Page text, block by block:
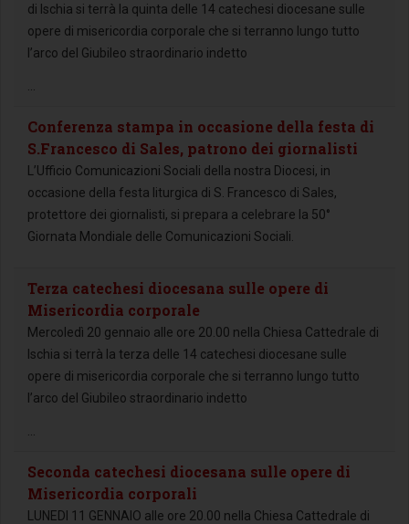
di Ischia si terrà la quinta delle 14 catechesi diocesane sulle
opere di misericordia corporale che si terranno lungo tutto
l’arco del Giubileo straordinario indetto
Conferenza stampa in occasione della festa di
S.Francesco di Sales, patrono dei giornalisti
L’Ufficio Comunicazioni Sociali della nostra Diocesi, in
occasione della festa liturgica di S. Francesco di Sales,
protettore dei giornalisti, si prepara a celebrare la 50°
Giornata Mondiale delle Comunicazioni Sociali.
Terza catechesi diocesana sulle opere di
Misericordia corporale
Mercoledì 20 gennaio alle ore 20.00 nella Chiesa Cattedrale di
Ischia si terrà la terza delle 14 catechesi diocesane sulle
opere di misericordia corporale che si terranno lungo tutto
l’arco del Giubileo straordinario indetto
Seconda catechesi diocesana sulle opere di
Misericordia corporali
LUNEDI 11 GENNAIO alle ore 20.00 nella Chiesa Cattedrale di